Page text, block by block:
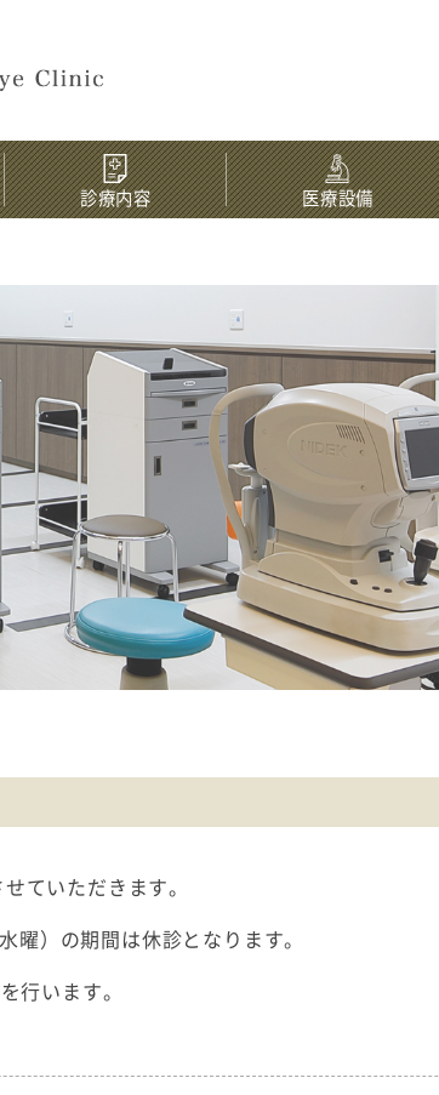
ていただきます。
）の期間は休診となります。
行います。
診療内容 医療設備